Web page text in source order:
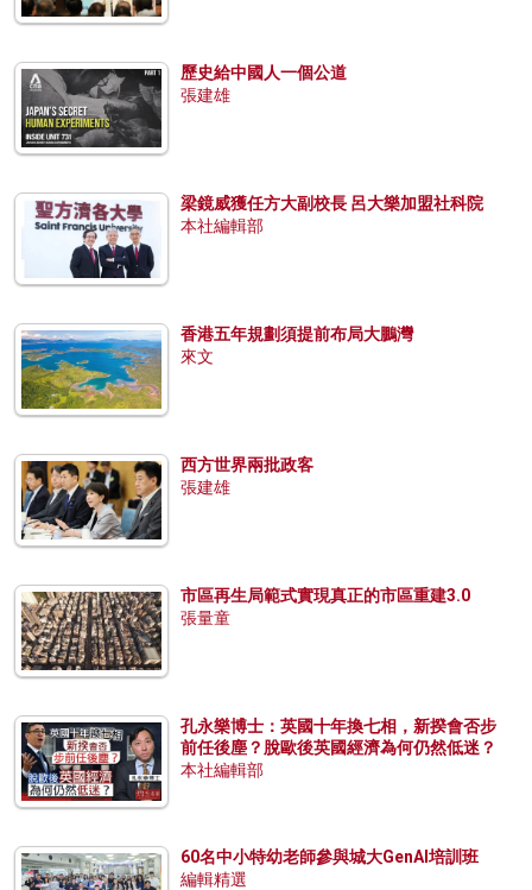
歷史給中國人一個公道
張建雄
梁鏡威獲任方大副校長 呂大樂加盟社科院
本社編輯部
香港五年規劃須提前布局大鵬灣
來文
西方世界兩批政客
張建雄
市區再生局範式實現真正的市區重建3.0
張量童
孔永樂博士：英國十年換七相，新揆會否步
前任後塵？脫歐後英國經濟為何仍然低迷？
本社編輯部
60名中小特幼老師參與城大GenAI培訓班
編輯精選